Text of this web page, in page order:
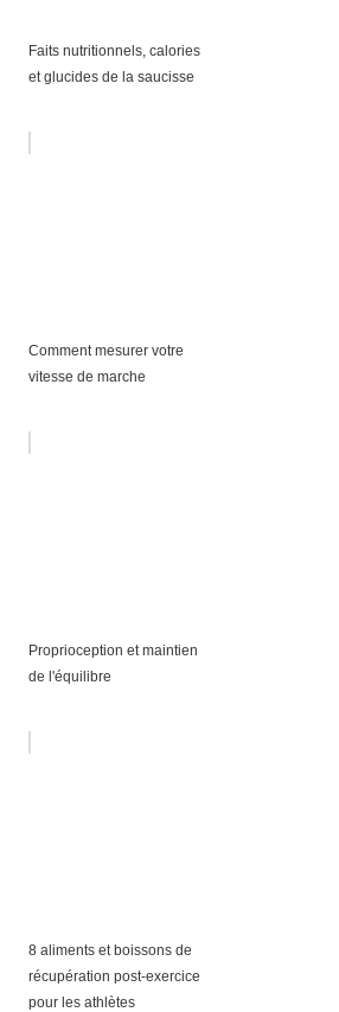
Faits nutritionnels, calories
et glucides de la saucisse
Comment mesurer votre
vitesse de marche
Proprioception et maintien
de l'équilibre
8 aliments et boissons de
récupération post-exercice
pour les athlètes